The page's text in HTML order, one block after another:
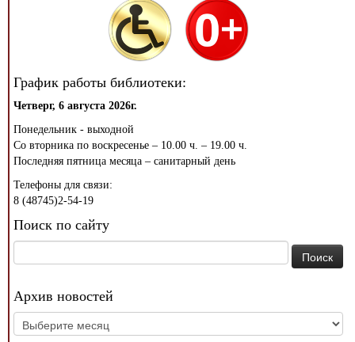
График работы библиотеки:
Четверг, 6 августа 2026г.
Понедельник - выходной
Со вторника по воскресенье – 10.00 ч. – 19.00 ч.
Последняя пятница месяца – санитарный день
Телефоны для связи:
8 (48745)2-54-19
Поиск по сайту
Архив новостей
Архив
новостей